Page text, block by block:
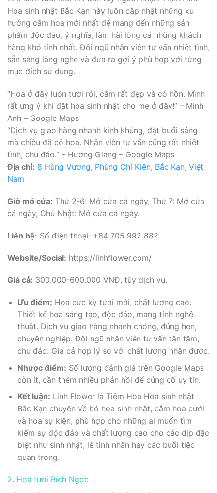
Hoa sinh nhật Bắc Kạn này luôn cập nhật những xu
hướng cắm hoa mới nhất để mang đến những sản
phẩm độc đáo, ý nghĩa, làm hài lòng cả những khách
hàng khó tính nhất. Đội ngũ nhân viên tư vấn nhiệt tình,
sẵn sàng lắng nghe và đưa ra gợi ý phù hợp với từng
mục đích sử dụng.
“Hoa ở đây luôn tươi rói, cắm rất đẹp và có hồn. Mình
rất ưng ý khi đặt hoa sinh nhật cho mẹ ở đây!” – Minh
Anh – Google Maps
“Dịch vụ giao hàng nhanh kinh khủng, đặt buổi sáng
mà chiều đã có hoa. Nhân viên tư vấn cũng rất nhiệt
tình, chu đáo.” – Hương Giang – Google Maps
Địa chỉ: 8 Hùng Vương, Phùng Chí Kiên, Bắc Kạn, Việt
Nam
Giờ mở cửa: Thứ 2-6: Mở cửa cả ngày, Thứ 7: Mở cửa
cả ngày, Chủ Nhật: Mở cửa cả ngày.
Liên hệ: Số điện thoại: +84 705 992 882
Website/Social: https://linhflower.com/
Giá cả: 300.000-600.000 VNĐ, tùy dịch vụ.
Ưu điểm: Hoa cực kỳ tươi mới, chất lượng cao.
Thiết kế hoa sáng tạo, độc đáo, mang tính nghệ
thuật. Dịch vụ giao hàng nhanh chóng, đúng hẹn,
chuyên nghiệp. Đội ngũ nhân viên tư vấn tận tâm,
chu đáo. Giá cả hợp lý so với chất lượng nhận được.
Nhược điểm: Số lượng đánh giá trên Google Maps
còn ít, cần thêm nhiều phản hồi để củng cố uy tín.
Kết luận: Linh Flower là Tiệm Hoa Hoa sinh nhật
Bắc Kạn chuyên về bó hoa sinh nhật, cắm hoa cưới
và hoa sự kiện, phù hợp cho những ai muốn tìm
kiếm sự độc đáo và chất lượng cao cho các dịp đặc
biệt như sinh nhật, lễ tình nhân hay các buổi tiệc
quan trọng.
2. Hoa tươi Bích Ngọc